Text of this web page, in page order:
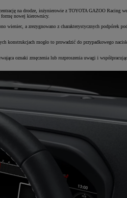
na drodze, inżynierowie z TOYOTA GAZOO Racing
nowej kierownicy.
wieniec, a zrezygnowano z charakterystycznych podpórek
konstrukcjach mogło to prowadzić do przypadkowego
oznaki zmęczenia lub rozproszenia uwagi i